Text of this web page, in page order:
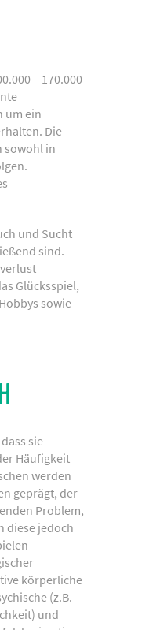
– 170.000
um ein
Die
sowohl in
und Sucht
sind.
Glücksspiel,
sowie
sie
Häufigkeit
werden
geprägt, der
Problem,
diese jedoch
körperliche
(z.B.
und